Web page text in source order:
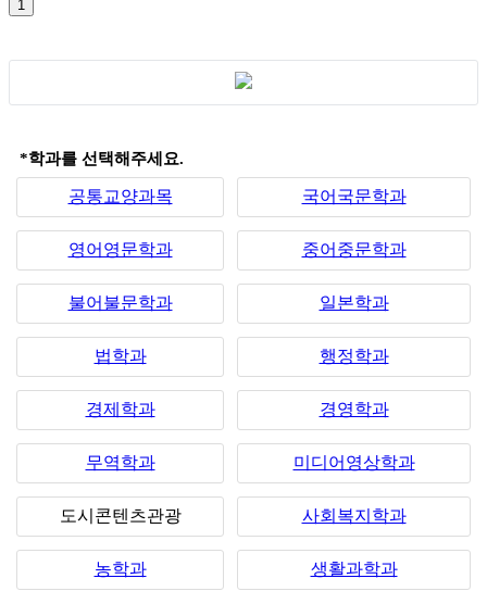
*학과를 선택해주세요.
공통교양과목 국어국문학과
영어영문학과 중어중문학과
불어불문학과 일본학과
법학과 행정학과
경제학과 경영학과
무역학과 미디어영상학과
도시콘텐츠관광 사회복지학과
농학과 생활과학과